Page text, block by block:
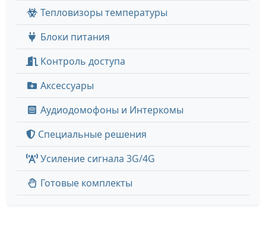
Тепловизоры температуры
Блоки питания
Контроль доступа
Аксессуары
Аудиодомофоны и Интеркомы
Специальные решения
Усиление сигнала 3G/4G
Готовые комплекты